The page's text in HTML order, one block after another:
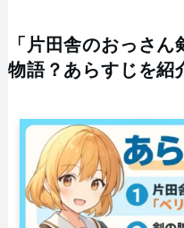
「片田舎のおっさ
物語？あらすじを紹